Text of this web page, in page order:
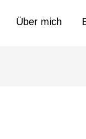
Über mich